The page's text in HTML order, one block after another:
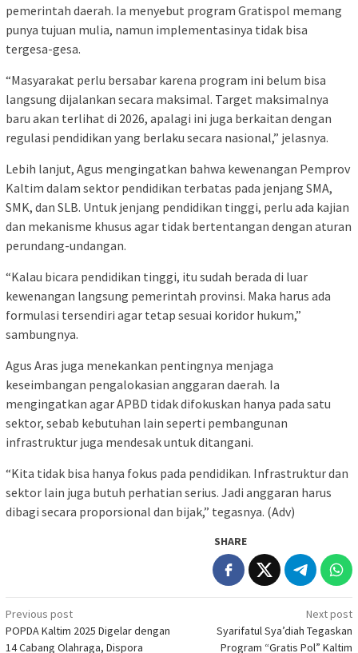
pemerintah daerah. Ia menyebut program Gratispol memang
punya tujuan mulia, namun implementasinya tidak bisa
tergesa-gesa.
“Masyarakat perlu bersabar karena program ini belum bisa
langsung dijalankan secara maksimal. Target maksimalnya
baru akan terlihat di 2026, apalagi ini juga berkaitan dengan
regulasi pendidikan yang berlaku secara nasional,” jelasnya.
Lebih lanjut, Agus mengingatkan bahwa kewenangan Pemprov
Kaltim dalam sektor pendidikan terbatas pada jenjang SMA,
SMK, dan SLB. Untuk jenjang pendidikan tinggi, perlu ada kajian
dan mekanisme khusus agar tidak bertentangan dengan aturan
perundang-undangan.
“Kalau bicara pendidikan tinggi, itu sudah berada di luar
kewenangan langsung pemerintah provinsi. Maka harus ada
formulasi tersendiri agar tetap sesuai koridor hukum,”
sambungnya.
Agus Aras juga menekankan pentingnya menjaga
keseimbangan pengalokasian anggaran daerah. Ia
mengingatkan agar APBD tidak difokuskan hanya pada satu
sektor, sebab kebutuhan lain seperti pembangunan
infrastruktur juga mendesak untuk ditangani.
“Kita tidak bisa hanya fokus pada pendidikan. Infrastruktur dan
sektor lain juga butuh perhatian serius. Jadi anggaran harus
dibagi secara proporsional dan bijak,” tegasnya. (Adv)
SHARE
Post
navigation
Previous post
POPDA Kaltim 2025 Digelar dengan
14 Cabang Olahraga, Dispora
Next post
Syarifatul Sya’diah Tegaskan
Program “Gratis Pol” Kaltim